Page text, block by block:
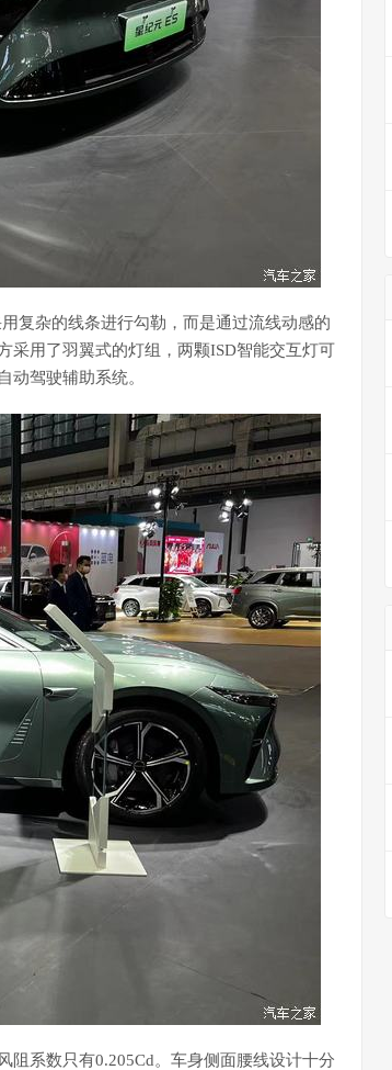
复杂的线条进行勾勒，而是通过流线动感的
采用了羽翼式的灯组，两颗ISD智能交互灯可
动驾驶辅助系统。
阻系数只有0.205Cd。车身侧面腰线设计十分